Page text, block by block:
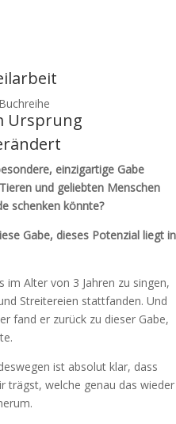
Ursprung
einzigartige Gabe
und geliebten Menschen
schenken könnte?
Gabe, dieses Potenzial liegt in
im Alter von 3 Jahren zu singen,
Streitereien stattfanden. Und
fand er zurück zu dieser Gabe,
ist absolut klar, dass
trägst, welche genau das wieder